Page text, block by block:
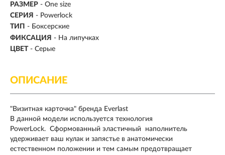
РАЗМЕР - One size
СЕРИЯ - Powerlock
ТИП - Боксерские
ФИКСАЦИЯ - На липучках
ЦВЕТ - Серые
ОПИСАНИЕ
"Визитная карточка" бренда Everlast
В данной модели используется технология
PowerLock. Сформованный эластичный наполнитель
удерживает ваш кулак и запястье в анатомически
естественном положении и тем самым предотвращает